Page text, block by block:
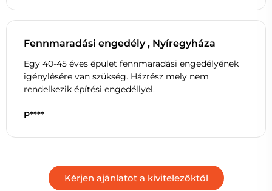
Fennmaradási engedély , Nyíregyháza
Egy 40-45 éves épület fennmaradási engedélyének
igénylésére van szükség. Házrész mely nem
rendelkezik építési engedéllyel.
P****